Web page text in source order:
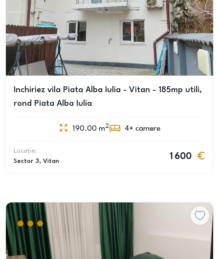
Inchiriez vila Piata Alba Iulia - Vitan - 185mp utili,
rond Piata Alba Iulia
190.00 m2 4+ camere
Locație:
Sector 3, Vitan
1 600